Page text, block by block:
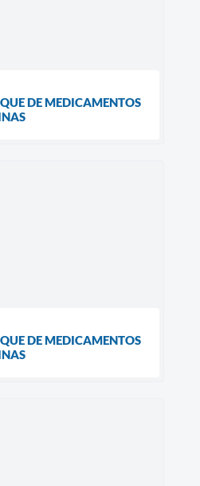
DE MEDICAMENTOS
DE MEDICAMENTOS